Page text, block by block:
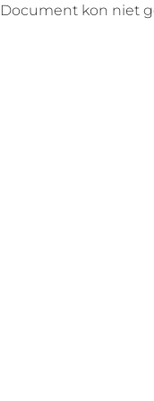
Document kon niet